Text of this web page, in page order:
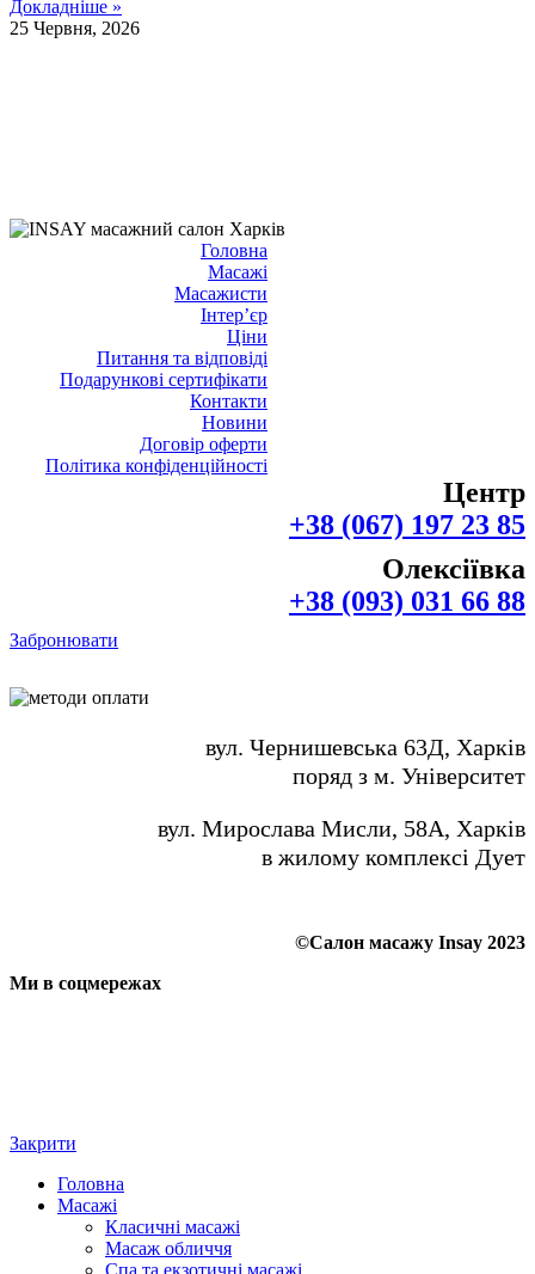
Докладніше »
25 Червня, 2026
Головна
Масажі
Масажисти
Інтер’єр
Ціни
Питання та відповіді
Подарункові сертифікати
Контакти
Новини
Договір оферти
Політика конфіденційності
Центр
+38 (067) 197 23 85
Олексіївка
+38 (093) 031 66 88
Забронювати
вул. Чернишевська 63Д, Харків
поряд з м. Університет
вул. Мирослава Мисли, 58А, Харків
в жилому комплексі Дует
©Салон масажу Insay 2023
Ми в соцмережах
Закрити
Головна
Масажі
Класичні масажі
Масаж обличчя
Спа та екзотичні масажі